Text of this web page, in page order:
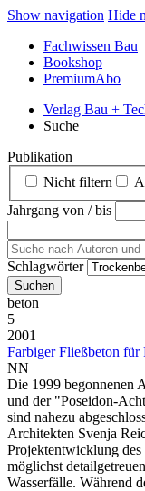
Show navigation Hide
Fachwissen Bau
Bookshop
PremiumAbo
Verlag Bau +
Suche
Publikation
Nicht filtern
Jahrgang von / bis
Schlagwörter
beton
5
2001
Farbiger Fließbeton für
NN
Die 1999 begonnenen
und der "Poseidon-
sind nahezu
Architekten Svenja
Projektentwicklung des
möglichst
Wasserfälle. Während